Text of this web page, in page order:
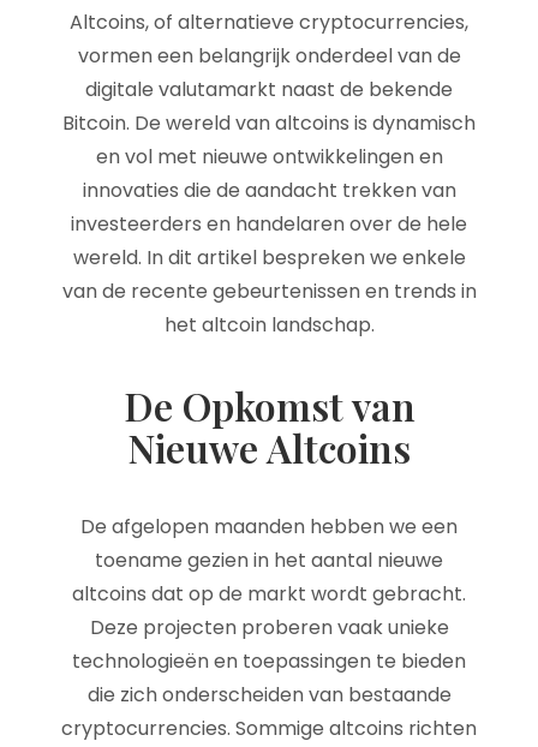
Altcoins, of alternatieve cryptocurrencies,
vormen een belangrijk onderdeel van de
digitale valutamarkt naast de bekende
Bitcoin. De wereld van altcoins is dynamisch
en vol met nieuwe ontwikkelingen en
innovaties die de aandacht trekken van
investeerders en handelaren over de hele
wereld. In dit artikel bespreken we enkele
van de recente gebeurtenissen en trends in
het altcoin landschap.
De Opkomst van
Nieuwe Altcoins
De afgelopen maanden hebben we een
toename gezien in het aantal nieuwe
altcoins dat op de markt wordt gebracht.
Deze projecten proberen vaak unieke
technologieën en toepassingen te bieden
die zich onderscheiden van bestaande
cryptocurrencies. Sommige altcoins richten